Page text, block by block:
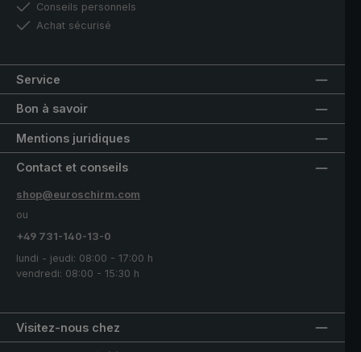
Conseils personnels
Achat sécurisé
Service
Bon à savoir
Mentions juridiques
Visitez-nous chez
Contact et conseils
shop@euroschirm.com
ou
+49 731-140-13-0
lundi - jeudi: 08:00 - 17:00 h
vendredi: 08:00 - 15:30 h